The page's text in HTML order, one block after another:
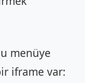
menüye
iframe var: